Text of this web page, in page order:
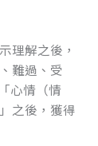
理解之後，
難過、受
心情（情
之後，獲得